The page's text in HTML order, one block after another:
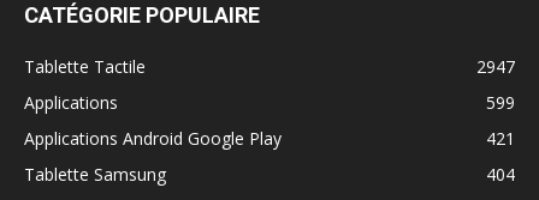
CATÉGORIE POPULAIRE
Tablette Tactile
2947
Applications
599
Applications Android Google Play
421
Tablette Samsung
404